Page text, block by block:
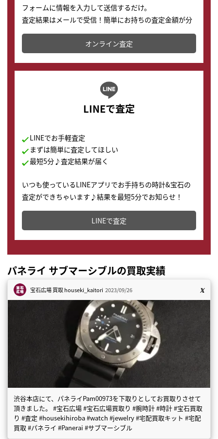
フォームに情報を入力して送信するだけ。
査定結果はメールで受信！簡単にお持ちの査定金額が分
かります。
オンライン査定
LINEで査定
LINEでお手軽査定
まずは簡単に査定してほしい
最短5分♪査定結果が届く
いつも使っているLINEアプリでお手持ちの時計&宝石の
査定ができちゃいます♪結果を最短5分でお知らせ！
どこからでもすぐに査定金額を知ることが出来ます。
LINEで査定
パネライ サブマーシブルの買取実績
宝石広場 買取houseki_kaitori 2023/09/26
渋谷本店にて、パネライPam00973を下取りとしてお買取りさせて
頂きました。 #宝石広場 #宝石広場買取り #腕時計 #時計 #宝石買取
り #査定 #housekihiroba #watch #jewelry #宅配買取キット #宅配
買取 #パネライ #Panerai #サブマーシブル